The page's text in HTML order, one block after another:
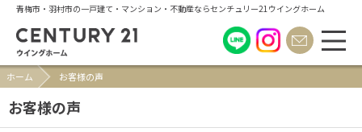
青梅市・羽村市の一戸建て・マンション・不動産ならセンチュリー21ウイングホーム
ホーム お客様の声
お客様の声